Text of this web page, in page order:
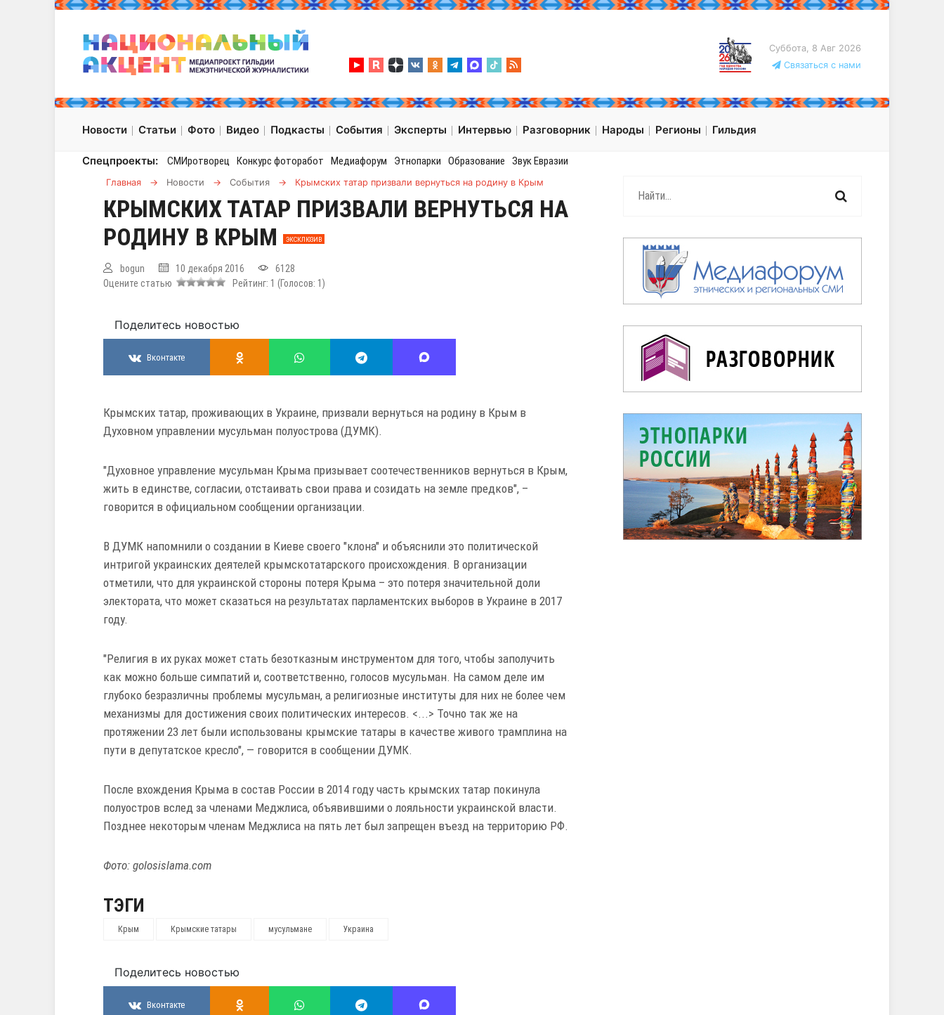
Суббота, 8 Авг 2026
Связаться с нами
Новости Статьи Фото Видео Подкасты События Эксперты Интервью Разговорник Народы Регионы Гильдия
Спецпроекты: СМИротворец Конкурс фоторабот Медиафорум Этнопарки Образование Звук Евразии
Главная → Новости → События → Крымских татар призвали вернуться на родину в Крым
КРЫМСКИХ ТАТАР ПРИЗВАЛИ ВЕРНУТЬСЯ НА
РОДИНУ В КРЫМ
ЭКСКЛЮЗИВ
bogun 10 декабря 2016
6128
Оцените статью
Рейтинг: 1 (Голосов: 1 )
Поделитесь новостью
Вконтакте
Крымских татар, проживающих в Украине, призвали вернуться на родину в Крым в
Духовном управлении мусульман полуострова (ДУМК).
"Духовное управление мусульман Крыма призывает соотечественников вернуться в Крым,
жить в единстве, согласии, отстаивать свои права и созидать на земле предков", –
говорится в официальном сообщении организации.
В ДУМК напомнили о создании в Киеве своего "клона" и объяснили это политической
интригой украинских деятелей крымскотатарского происхождения. В организации
отметили, что для украинской стороны потеря Крыма – это потеря значительной доли
электората, что может сказаться на результатах парламентских выборов в Украине в 2017
году.
"Религия в их руках может стать безотказным инструментом для того, чтобы заполучить
как можно больше симпатий и, соответственно, голосов мусульман. На самом деле им
глубоко безразличны проблемы мусульман, а религиозные институты для них не более чем
механизмы для достижения своих политических интересов. <...> Точно так же на
протяжении 23 лет были использованы крымские татары в качестве живого трамплина на
пути в депутатское кресло", — говорится в сообщении ДУМК.
После вхождения Крыма в состав России в 2014 году часть крымских татар покинула
полуостров вслед за членами Меджлиса, объявившими о лояльности украинской власти.
Позднее некоторым членам Меджлиса на пять лет был запрещен въезд на территорию РФ.
Фото: golosislama.com
ТЭГИ
Крым Крымские татары мусульмане Украина
Поделитесь новостью
Вконтакте